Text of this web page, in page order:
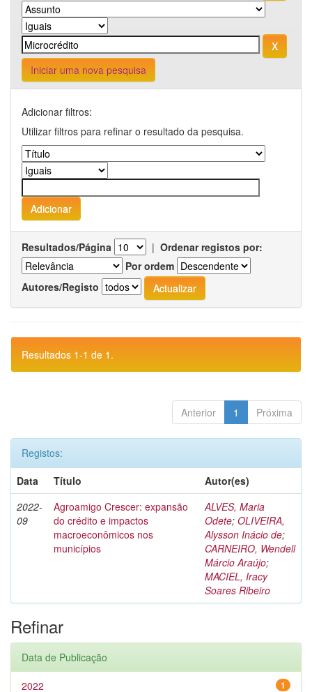
Iniciar uma nova pesquisa
Adicionar filtros:
Utilizar filtros para refinar o resultado da pesquisa.
Resultados/Página | Ordenar registos por:
Por ordem
Autores/Registo
Resultados 1-1 de 1.
Anterior 1 Próxima
Registos:
Data
Título
Autor(es)
2022-
09
Agroamigo Crescer: expansão
do crédito e impactos
macroeconômicos nos
municípios
ALVES, Maria
Odete; OLIVEIRA,
Alysson Inácio de;
CARNEIRO, Wendell
Márcio Araújo;
MACIEL, Iracy
Soares Ribeiro
Refinar
Data de Publicação
1
2022